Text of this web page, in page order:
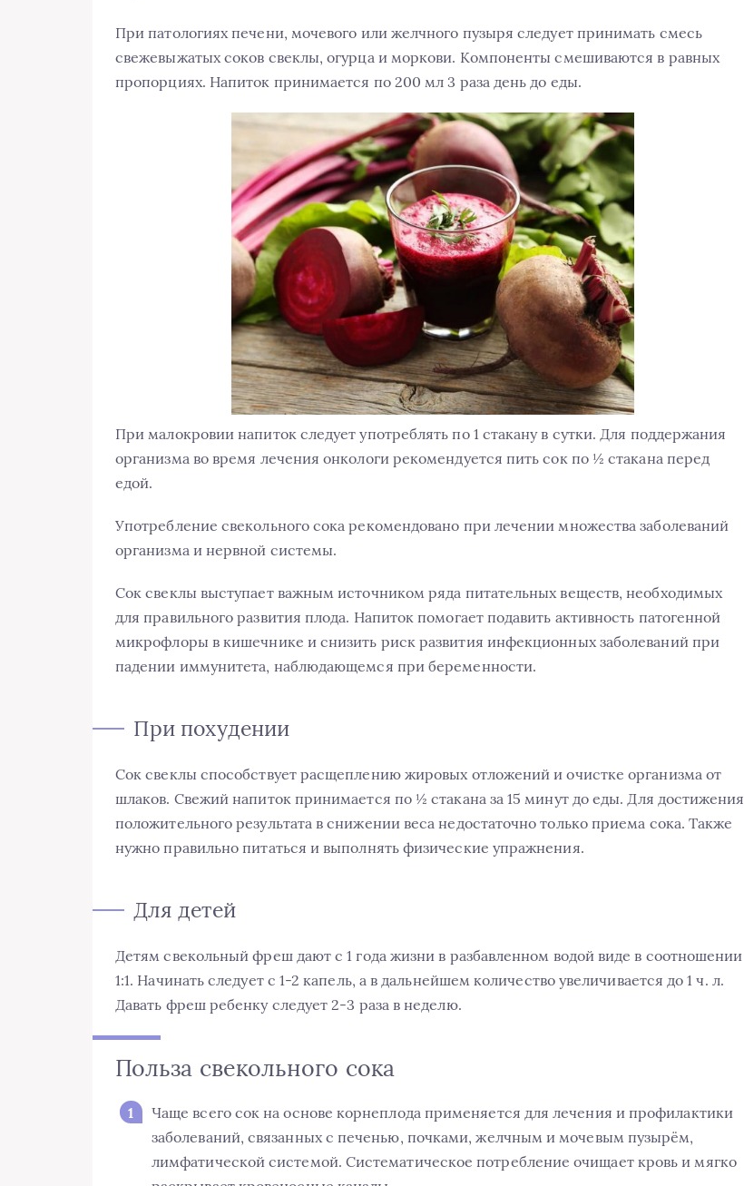
При патологиях печени, мочевого или желчного пузыря следует принимать смесь
свежевыжатых соков свеклы, огурца и моркови. Компоненты смешиваются в равных
пропорциях. Напиток принимается по 200 мл 3 раза день до еды.
При малокровии напиток следует употреблять по 1 стакану в сутки. Для поддержания
организма во время лечения онкологи рекомендуется пить сок по ½ стакана перед
едой.
Употребление свекольного сока рекомендовано при лечении множества заболеваний
организма и нервной системы.
Сок свеклы выступает важным источником ряда питательных веществ, необходимых
для правильного развития плода. Напиток помогает подавить активность патогенной
микрофлоры в кишечнике и снизить риск развития инфекционных заболеваний при
падении иммунитета, наблюдающемся при беременности.
При похудении
Сок свеклы способствует расщеплению жировых отложений и очистке организма от
шлаков. Свежий напиток принимается по ½ стакана за 15 минут до еды. Для достижения
положительного результата в снижении веса недостаточно только приема сока. Также
нужно правильно питаться и выполнять физические упражнения.
Для детей
Детям свекольный фреш дают с 1 года жизни в разбавленном водой виде в соотношении
1:1. Начинать следует с 1-2 капель, а в дальнейшем количество увеличивается до 1 ч. л.
Давать фреш ребенку следует 2-3 раза в неделю.
Польза свекольного сока
Чаще всего сок на основе корнеплода применяется для лечения и профилактики
заболеваний, связанных с печенью, почками, желчным и мочевым пузырём,
лимфатической системой. Систематическое потребление очищает кровь и мягко